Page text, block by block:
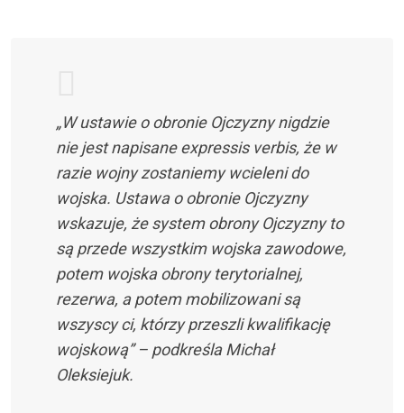
„W ustawie o obronie Ojczyzny nigdzie
nie jest napisane expressis verbis, że w
razie wojny zostaniemy wcieleni do
wojska. Ustawa o obronie Ojczyzny
wskazuje, że system obrony Ojczyzny to
są przede wszystkim wojska zawodowe,
potem wojska obrony terytorialnej,
rezerwa, a potem mobilizowani są
wszyscy ci, którzy przeszli kwalifikację
wojskową” – podkreśla Michał
Oleksiejuk.